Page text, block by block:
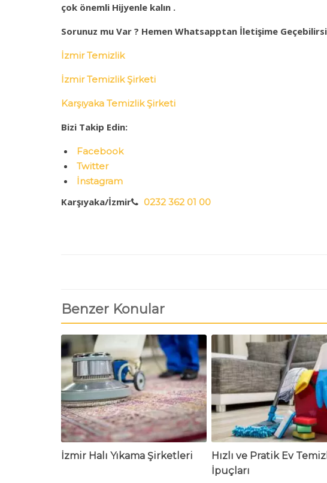
çok önemli Hijyenle kalın .
Sorunuz mu Var ? Hemen Whatsapptan İletişime
İzmir Temizlik
İzmir Temizlik Şirketi
Karşıyaka Temizlik Şirketi
Bizi Takip Edin:
Facebook
Twitter
İnstagram
Karşıyaka/İzmir 0232 362 01 00
Benzer Konular
İzmir Halı Yıkama Şirketleri
Hızlı ve Pratik Ev
İpuçları